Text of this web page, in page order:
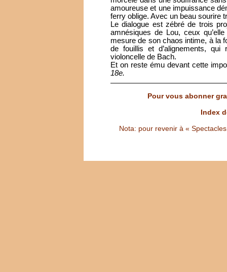
amoureuse et une impuissance
ferry oblige. Avec un beau sourire
Le dialogue est zébré de trois
amnésiques de Lou, ceux
mesure de son chaos intime, à la
de fouillis et d’alignements,
violoncelle de Bach.
Et on reste ému devant cette
18e.
Pour vous abonner
Index
Nota: pour revenir à «